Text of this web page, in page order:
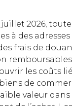
2026,
à des adresses
frais de
les coûts
de
valeur dans